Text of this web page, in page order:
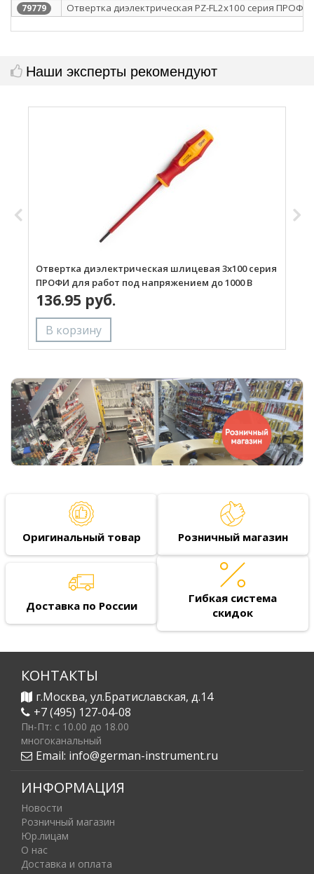
79779 Отвертка диэлектрическая PZ-FL2х100 серия ПРОФИ
Наши эксперты рекомендуют
Отвертка диэлектрическая шлицевая 3х100 серия
ПРОФИ для работ под напряжением до 1000 В
136.95 руб.
Оригинальный товар Розничный магазин
Доставка по России
Гибкая система
скидок
КОНТАКТЫ
г.Москва, ул.Братиславская, д.14
+7 (495) 127-04-08
Пн-Пт: c 10.00 до 18.00
многоканальный
Email: info@german-instrument.ru
ИНФОРМАЦИЯ
Новости
Розничный магазин
Юр.лицам
О нас
Доставка и оплата